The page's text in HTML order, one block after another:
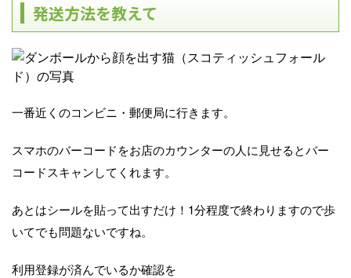
発送方法を教えて
一番近くのコンビニ・郵便局に行きます。
スマホのバーコードをお店のカウンターの人に見せるとバー
コードスキャンしてくれます。
あとはシールを貼って出すだけ！1分程度で終わりますので歩
いてでも問題ないですね。
利用登録が済んでいるか確認を